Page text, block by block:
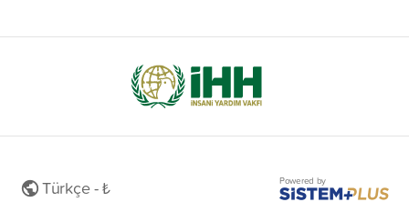
Türkçe - ₺ Powered by